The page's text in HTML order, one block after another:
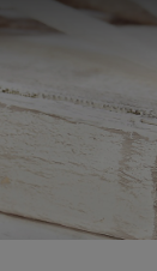
nach ...
Einstellungen